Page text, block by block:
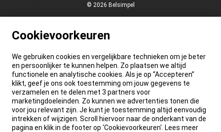
© 2026 Belsimpel
Cookievoorkeuren
We gebruiken cookies en vergelijkbare technieken om je beter
en persoonlijker te kunnen helpen. Zo plaatsen we altijd
functionele en analytische cookies. Als je op “Accepteren”
klikt, geef je ons ook toestemming om jouw gegevens te
verzamelen en te delen met 3 partners voor
marketingdoeleinden. Zo kunnen we advertenties tonen die
voor jou relevant zijn. Je kunt je toestemming altijd eenvoudig
intrekken of wijzigen. Scroll hiervoor naar de onderkant van de
pagina en klik in de footer op 'Cookievoorkeuren'. Lees meer